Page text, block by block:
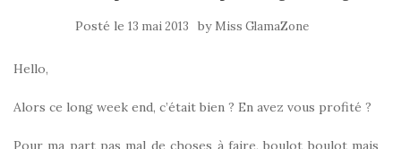
Posté le 13 mai 2013 by Miss GlamaZone
Hello,
Alors ce long week end, c’était bien ? En avez vous profité ?
Pour ma part pas mal de choses à faire, boulot boulot mais